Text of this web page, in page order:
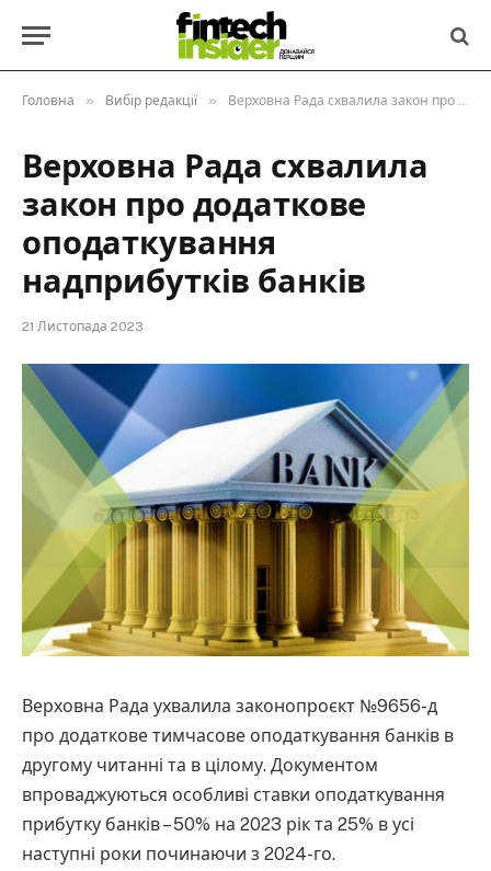
Головна » Вибір редакції » Верховна Рада схвалила закон про додаткове оподаткування надприбутків банків
Верховна Рада схвалила
закон про додаткове
оподаткування
надприбутків банків
21 Листопада 2023
Верховна Рада ухвалила законопроєкт №9656-д
про додаткове тимчасове оподаткування банків в
другому читанні та в цілому. Документом
впроваджуються особливі ставки оподаткування
прибутку банків – 50% на 2023 рік та 25% в усі
наступні роки починаючи з 2024-го.